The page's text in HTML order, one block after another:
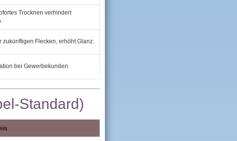
Trocknen verhindert
zukünftigen Flecken, erhöht Glanz.
bei Gewerbekunden.